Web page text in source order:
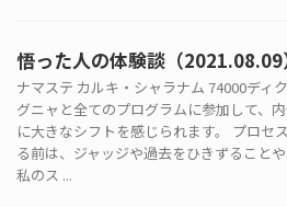
悟った人の体験談（2021.08.09
ナマステ カルキ・シャラナム 74000ディ
グニャと全てのプログラムに参加して、
に大きなシフトを感じられます。 プロセ
る前は、ジャッジや過去をひきずることや
私のス ...